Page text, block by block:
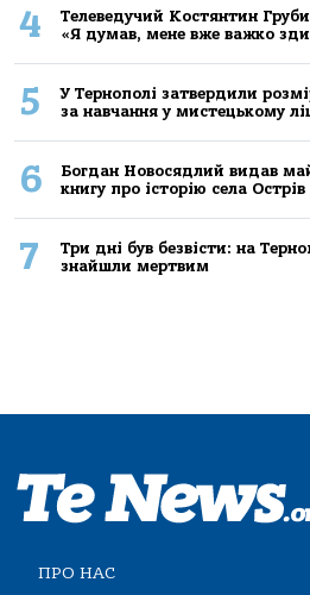
4
Телеведучий Костянтин
«Я думав, мене вже важко
5
У Тернополі затвердили
за навчання у мистецькому
6
Богдан Новосядлий видав
книгу про історію села
7
Три дні був безвісти: на
знайшли мертвим
ПРО НАС